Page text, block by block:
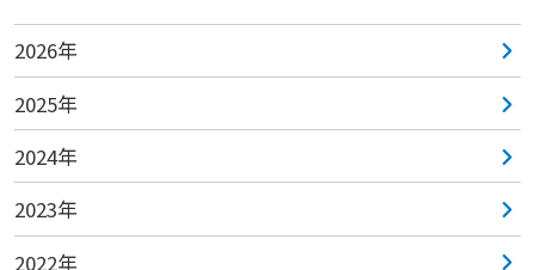
2026年
2025年
2024年
2023年
2022年